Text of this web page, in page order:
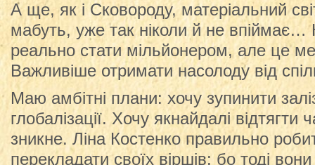
А ще, як і Сковороду, матеріальний
мабуть, уже так ніколи й не впіймає…
реально стати мільйонером, але це
Важливіше отримати насолоду від
Маю амбітні плани: хочу зупинити
глобалізації. Хочу якнайдалі відтягти
зникне. Ліна Костенко правильно
перекладати своїх віршів: бо тоді